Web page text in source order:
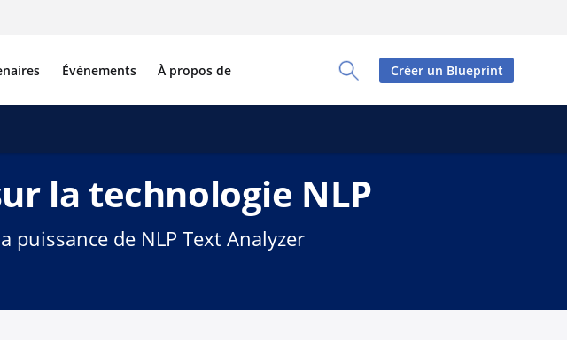
Toggle Search Panel
Événements À propos de Créer un Blueprint
la technologie NLP
de NLP Text Analyzer